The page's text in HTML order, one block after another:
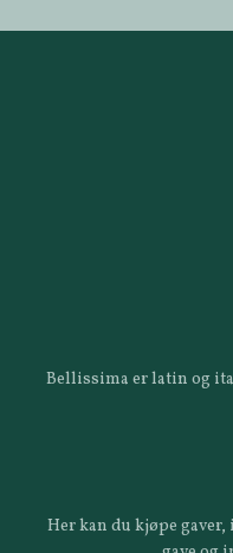
Bellissima er latin og
Her kan du kjøpe